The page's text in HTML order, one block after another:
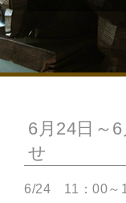
6月24日～
せ
6/24 11：00～